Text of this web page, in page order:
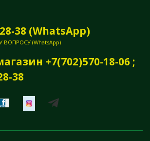
38 (WhatsApp)
(WhatsApp)
+7(702)570-18-06 ;
38